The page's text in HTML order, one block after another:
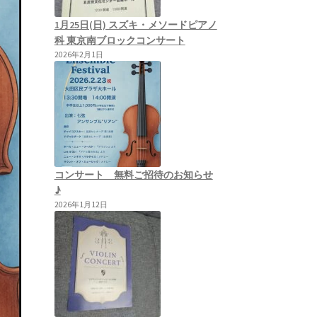
1月25日(日) スズキ・メソードピアノ
科 東京南ブロックコンサート
2026年2月1日
コンサート 無料ご招待のお知らせ
♪
2026年1月12日